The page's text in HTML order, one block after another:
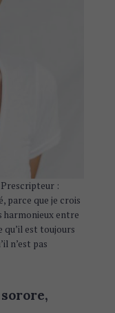
:
parce que je crois
harmonieux entre
qu’il est toujours
n’est pas